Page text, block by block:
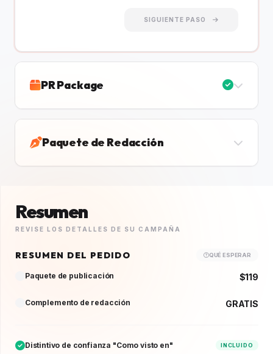
SIGUIENTE PASO
PR Package
Paquete de Redacción
Resumen
REVISE LOS DETALLES DE SU CAMPAÑA
RESUMEN DEL PEDIDO QUÉ ESPERAR
Paquete de publicación $119
Complemento de redacción GRATIS
Distintivo de confianza "Como visto en" INCLUIDO